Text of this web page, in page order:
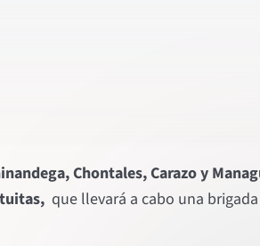
Chontales, Carazo y
que llevará a cabo una